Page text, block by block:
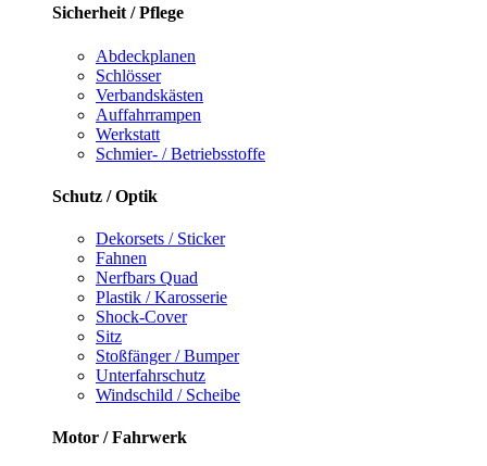
Sicherheit / Pflege
Abdeckplanen
Schlösser
Verbandskästen
Auffahrrampen
Werkstatt
Schmier- / Betriebsstoffe
Schutz / Optik
Dekorsets / Sticker
Fahnen
Nerfbars Quad
Plastik / Karosserie
Shock-Cover
Sitz
Stoßfänger / Bumper
Unterfahrschutz
Windschild / Scheibe
Motor / Fahrwerk